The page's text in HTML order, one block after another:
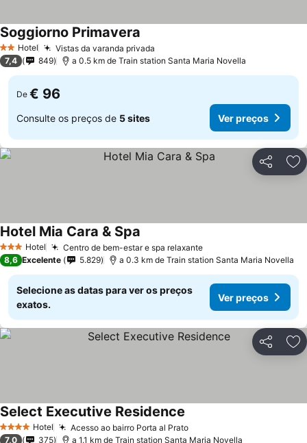
2 Estrelas
Hotel Vistas da varanda privada
Soggiorno Primavera
7,4 849 a 0.5 km de Train station Santa Maria Novella
De € 96
Consulte os preços de 5 sites Ver preços
Partilhar
3 EstrelasHotel Centro de bem-estar e spa relaxanteVer preços
Hotel Mia Cara & Spa
8,6 Excelente 5.829 a 0.3 km de Train station Santa Maria Novella
Selecione as datas para ver os preços
exatos.
Ver preços
Partilhar
4 EstrelasHotel Acesso ao bairro Porta al PratoVer preços
Select Executive Residence
7,0 375 a 1.1 km de Train station Santa Maria Novella